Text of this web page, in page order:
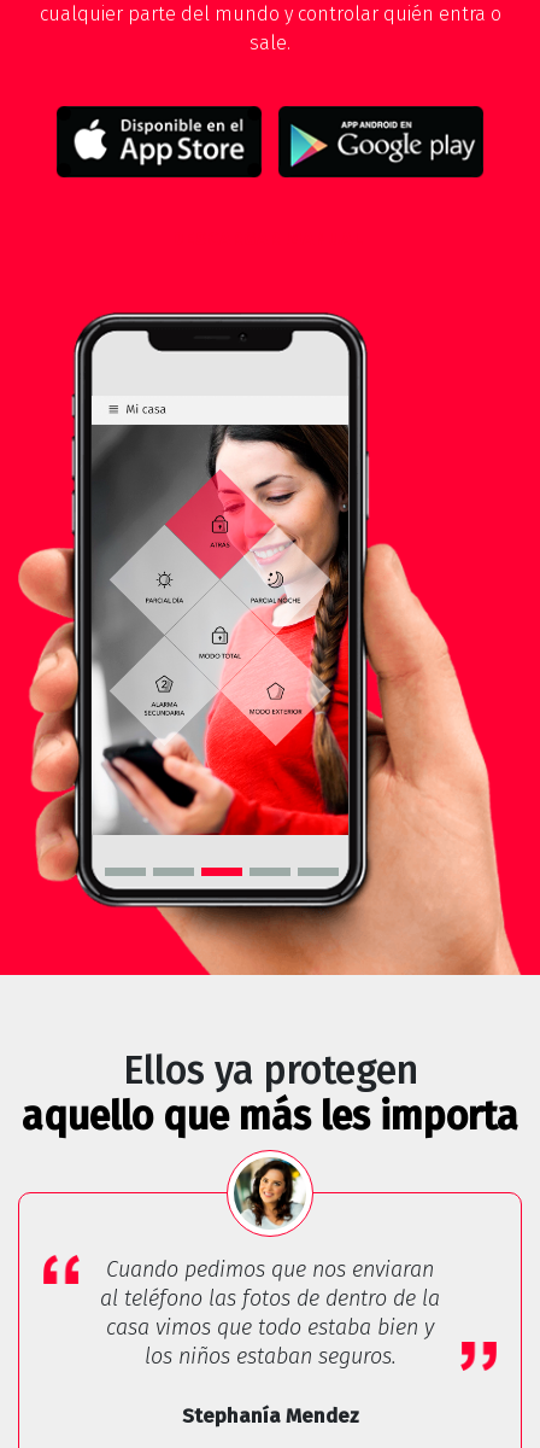
cualquier parte del mundo y controlar quién entra o
sale.
Ellos ya protegen
aquello que más les importa
Cuando pedimos que nos enviaran
al teléfono las fotos de dentro de la
casa vimos que todo estaba bien y
los niños estaban seguros.
Stephanía Mendez